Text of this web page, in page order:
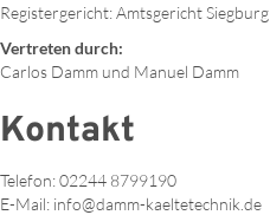
Registergericht: Amtsgericht Siegburg
Vertreten durch:
Carlos Damm und Manuel Damm
Kontakt
Telefon: 02244 8799190
E-Mail: info@damm-kaeltetechnik.de